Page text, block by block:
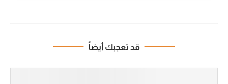
قد تعجبك أيضاً